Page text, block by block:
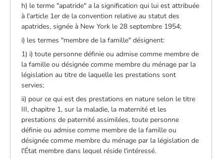
h) le terme "apatride" a la signification qui lui est attribuée
à l'article 1er de la convention relative au statut des
apatrides, signée à New York le 28 septembre 1954;
i) les termes "membre de la famille" désignent:
1) i) toute personne définie ou admise comme membre de
la famille ou désignée comme membre du ménage par la
législation au titre de laquelle les prestations sont
servies;
ii) pour ce qui est des prestations en nature selon le titre
III, chapitre 1, sur la maladie, la maternité et les
prestations de paternité assimilées, toute personne
définie ou admise comme membre de la famille ou
désignée comme membre du ménage par la législation de
l'État membre dans lequel réside l'intéressé.